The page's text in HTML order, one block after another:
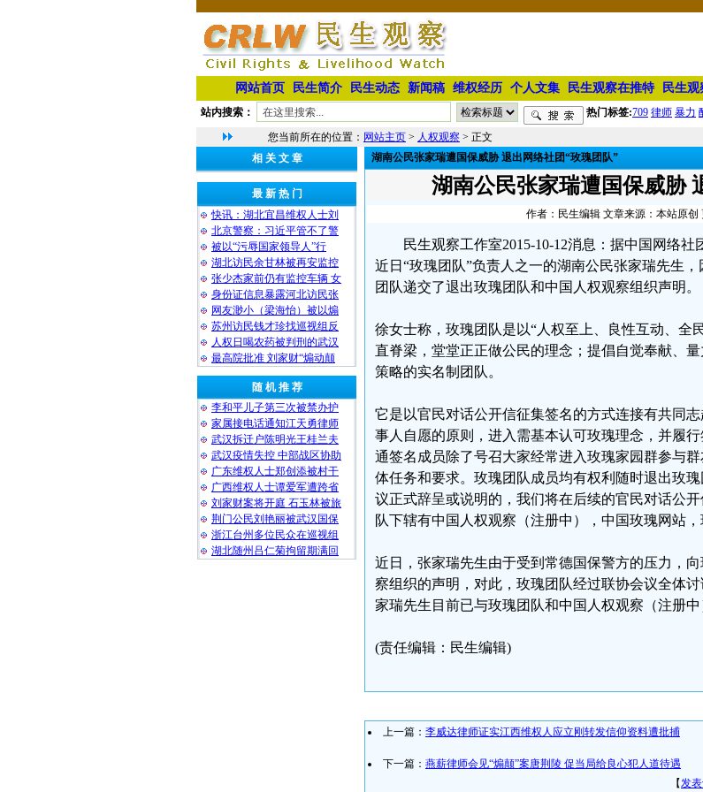
网站首页 民生简介 民生动态 新闻稿 维权经历 个人文集 民生观察在推特 民生
站内搜索： 热门标签:709 律师 暴力
您当前所在的位置： 网站主页 > 人权观察 > 正文
相 关 文 章
最 新 热 门
快讯：湖北宜昌维权人士刘
北京警察：习近平管不了警
被以“污辱国家领导人”行
湖北访民余甘林被再安监控
张少杰家前仍有监控车辆 女
身份证信息暴露河北访民张
网友渺小（梁海怡）被以煽
苏州访民钱才珍找巡视组反
人权日喝农药被判刑的武汉
最高院批准 刘家财“煽动颠
随 机 推 荐
李和平儿子第三次被禁办护
家属接电话通知江天勇律师
武汉拆迁户陈明光王桂兰夫
武汉疫情失控 中部战区协助
广东维权人士郑创添被村干
广西维权人士谭爱军遭跨省
刘家财案将开庭 石玉林被旅
荆门公民刘艳丽被武汉国保
浙江台州多位民众在巡视组
湖北随州吕仁菊拘留期满回
湖南公民张家瑞遭国保威胁 退出网络社团“玫瑰团队”
湖南公民张家瑞遭国保威胁
作者：民生编辑 文章来源：本站原创
民生观察工作室2015-10-12消息：据中国网络
近日“玫瑰团队”负责人之一的湖南公民张家瑞先生
团队递交了退出玫瑰团队和中国人权观察组织声明。
徐女士称，玫瑰团队是以“人权至上、良性互动、全
直脊梁，堂堂正正做公民的理念；提倡自觉奉献、
策略的实名制团队。
它是以官民对话公开信征集签名的方式连接有共同
事人自愿的原则，进入需基本认可玫瑰理念，并履
通签名成员除了号召大家经常进入玫瑰家园群参与
体任务和要求。玫瑰团队成员均有权利随时退出玫
议正式辞呈或说明的，我们将在后续的官民对话公
队下辖有中国人权观察（注册中），中国玫瑰网站，
近日，张家瑞先生由于受到常德国保警方的压力，
察组织的声明，对此，玫瑰团队经过联协会议全体
家瑞先生目前已与玫瑰团队和中国人权观察（注册
(责任编辑：民生编辑)
上一篇： 李威达律师证实江西维权人应立刚转发信仰资料遭批捕
下一篇： 燕薪律师会见“煽颠”案唐荆陵 促当局给良心犯人道待遇
【发